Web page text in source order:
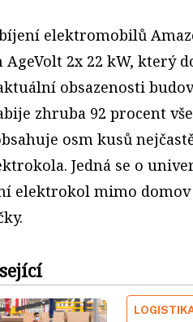
elektromobilů
AgeVolt 2x 22 kW, který
obsazenosti
zhruba 92 procent
osm kusů
Jedná se o
elektrokol mimo